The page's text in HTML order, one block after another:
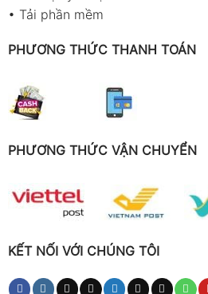
• Tải phần mềm
PHƯƠNG THỨC THANH TOÁN
PHƯƠNG THỨC VẬN CHUYỂN
KẾT NỐI VỚI CHÚNG TÔI